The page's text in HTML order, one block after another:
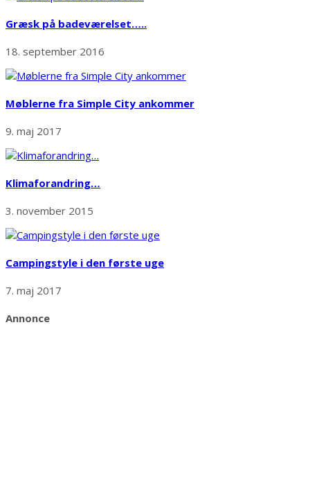
Græsk på badeværelset…..
18. september 2016
Møblerne fra Simple City ankommer
9. maj 2017
Klimaforandring…
3. november 2015
Campingstyle i den første uge
7. maj 2017
Annonce